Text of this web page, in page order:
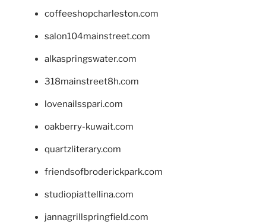
coffeeshopcharleston.com
salon104mainstreet.com
alkaspringswater.com
318mainstreet8h.com
lovenailsspari.com
oakberry-kuwait.com
quartzliterary.com
friendsofbroderickpark.com
studiopiattellina.com
jannagrillspringfield.com